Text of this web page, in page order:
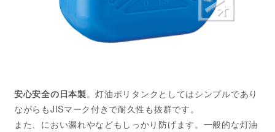
安心安全の日本製。灯油ポリタンクとしてはシンプルであり
ながらもJISマーク付きで耐久性も抜群です。
また、におい漏れやなどもしっかり防げます。一般的な灯油